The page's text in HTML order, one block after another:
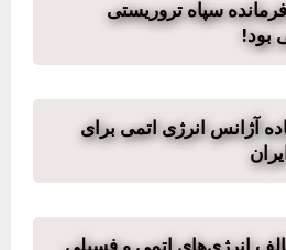
سپاه تروریستی
بود!
آژانس انرژی اتمی برای
انرژی‌های اتمی و فسیلی